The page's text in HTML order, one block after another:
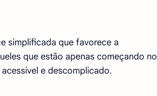
simplificada que favorece a
que estão apenas começando no
e descomplicado.